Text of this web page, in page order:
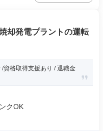
却発電プラントの運転
資格取得支援あり / 退職金
クOK